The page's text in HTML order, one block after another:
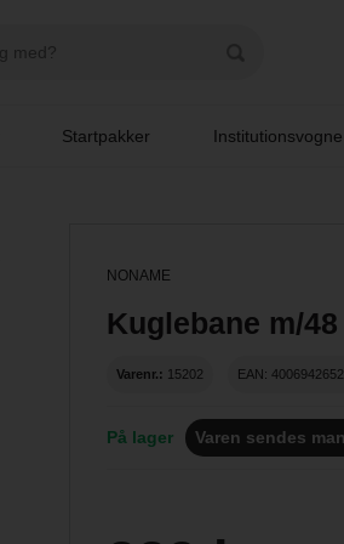
Startpakker Institutionsvogne
NONAME
Kuglebane m/
Varenr.: 15202 EAN:
På lager Varen sendes